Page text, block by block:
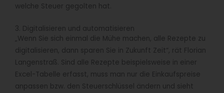
welche Steuer gegolten hat.
3. Digitalisieren und automatisieren
„Wenn Sie sich einmal die Mühe machen, alle Rezepte zu
digitalisieren, dann sparen Sie in Zukunft Zeit“, rät Florian
Langenstraß. Sind alle Rezepte beispielsweise in einer
Excel-Tabelle erfasst, muss man nur die Einkaufspreise
anpassen bzw. den Steuerschlüssel ändern und sieht